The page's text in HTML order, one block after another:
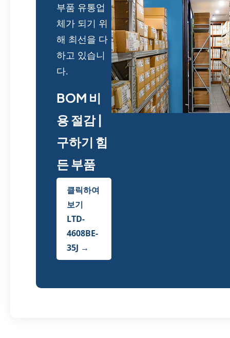
부품 유통업
체가 되기 위
해 최선을 다
하고 있습니
다.
BOM 비
용 절감 |
구하기 힘
든 부품
클릭하여
보기
LTD-
4608BE-
35J →